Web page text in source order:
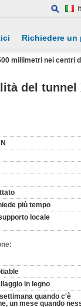
Richiedere un
millimetri nei centri
del tunnel
più tempo
locale
in legno
quando c'è
un mese quando